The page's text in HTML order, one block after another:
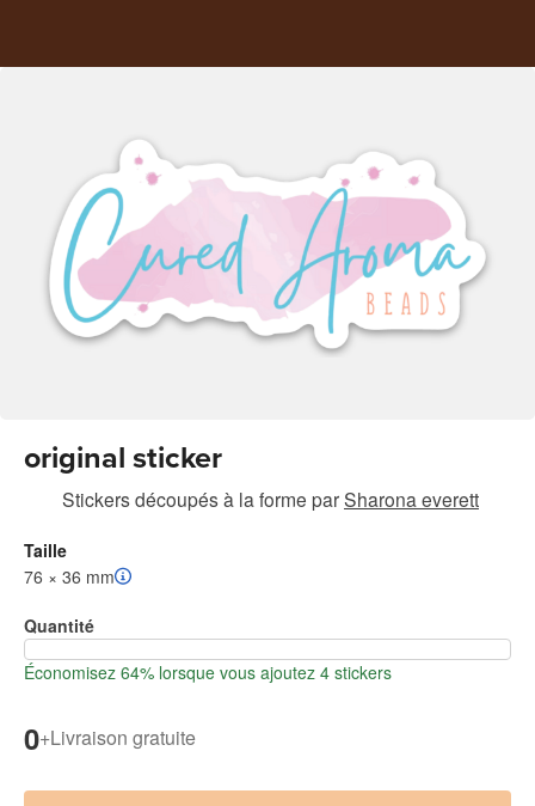
original sticker
Stickers découpés à la forme parSharona everett
Taille
76 × 36 mm
Quantité
Économisez 64% lorsque vous ajoutez 4 stickers
0+Livraison gratuite